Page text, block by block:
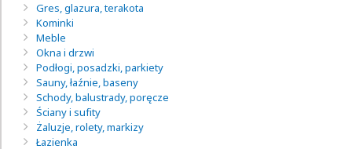
Gres, glazura, terakota
Kominki
Meble
Okna i drzwi
Podłogi, posadzki, parkiety
Sauny, łaźnie, baseny
Schody, balustrady, poręcze
Ściany i sufity
Żaluzje, rolety, markizy
Łazienka